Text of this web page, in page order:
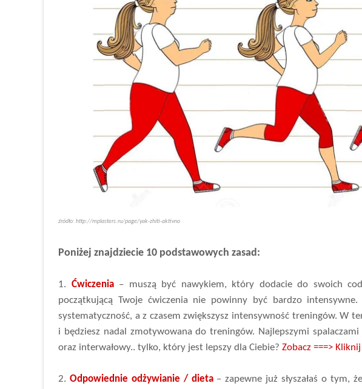
źródło: http://mplasters.ru/page/yak-zhiti-aktivno
Poniżej znajdziecie 10 podstawowych zasad:
1. Ćwiczenia– muszą być nawykiem, który dodacie do swoich
początkującą Twoje ćwiczenia nie powinny być bardzo
systematyczność, a z czasem zwiększysz intensywność treningów. W
i będziesz nadal zmotywowana do treningów. Najlepszymi
oraz interwałowy.. tylko, który jest lepszy dla Ciebie? Zobacz ===> Kliknij
2. Odpowiednie odżywianie / dieta – zapewne już słyszałaś o tym,